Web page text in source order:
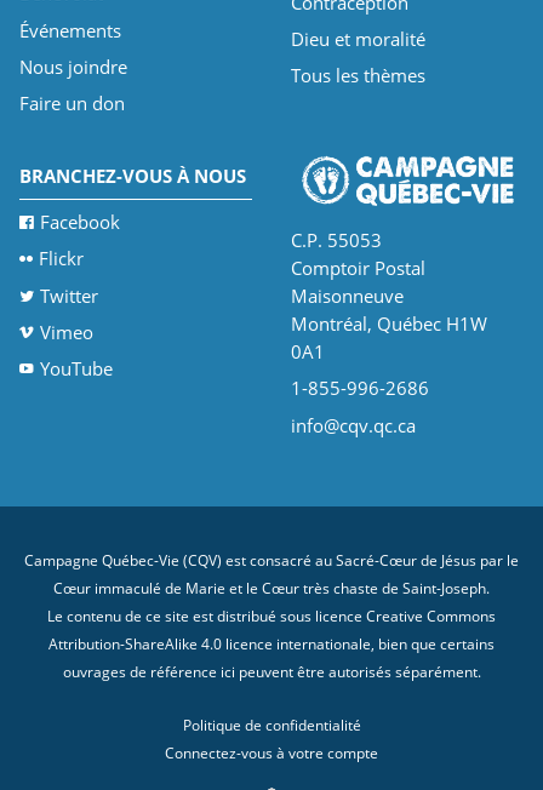
Événements
Nous joindre
Faire un don
Dieu et moralité
Tous les thèmes
BRANCHEZ-VOUS À NOUS
Facebook
Flickr
Twitter
Vimeo
YouTube
C.P. 55053
Comptoir Postal
Maisonneuve
Montréal, Québec H1W
0A1
1-855-996-2686
info@cqv.qc.ca
Campagne Québec-Vie (CQV) est consacré au Sacré-Cœur de Jésus par le
Cœur immaculé de Marie et le Cœur très chaste de Saint-Joseph.
Le contenu de ce site est distribué sous licence Creative Commons
Attribution-ShareAlike 4.0 licence internationale , bien que certains
ouvrages de référence ici peuvent être autorisés séparément.
Politique de confidentialité
Connectez-vous à votre compte